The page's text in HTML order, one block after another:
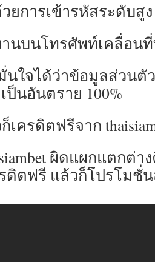
ยการเข้ารหัสระดับสูง
านบนโทรศัพท์เคลื่อน
นใจได้ว่าข้อมูลส่วนตั
ป็นอันตราย 100%
ครดิตฟรีจาก
ผิดแผกแตกต่า
รดิตฟรี แล้วก็โปรโมชั่